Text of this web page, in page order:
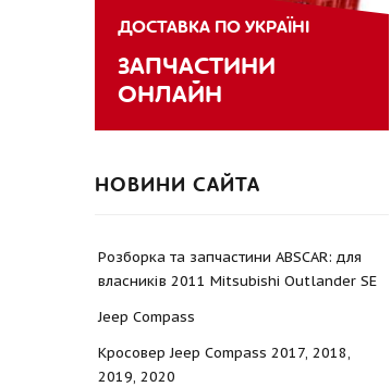
ДОСТАВКА ПО УКРАЇНІ
ЗАПЧАСТИНИ
ОНЛАЙН
НОВИНИ САЙТА
Розборка та запчастини ABSCAR: для
власників 2011 Mitsubishi Outlander SE
Jeep Compass
Кросовер Jeep Compass 2017, 2018,
2019, 2020